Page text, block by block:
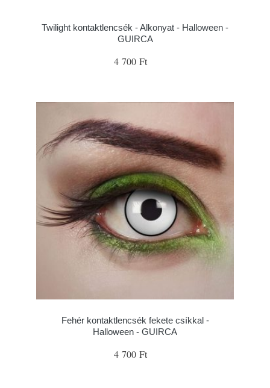
Twilight kontaktlencsék - Alkonyat - Halloween -
GUIRCA
4 700 Ft
Fehér kontaktlencsék fekete csíkkal -
Halloween - GUIRCA
4 700 Ft